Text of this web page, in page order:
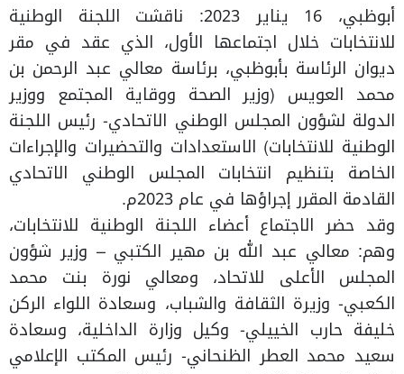
أبوظبي، 16 يناير 2023: ناقشت اللجنة الوطنية
للانتخابات خلال اجتماعها الأول، الذي عقد في مقر
ديوان الرئاسة بأبوظبي، برئاسة معالي عبد الرحمن بن
محمد العويس (وزير الصحة ووقاية المجتمع ووزير
الدولة لشؤون المجلس الوطني الاتحادي- رئيس اللجنة
الوطنية للانتخابات) الاستعدادات والتحضيرات والإجراءات
الخاصة بتنظيم انتخابات المجلس الوطني الاتحادي
القادمة المقرر إجراؤها في عام 2023م.
وقد حضر الاجتماع أعضاء اللجنة الوطنية للانتخابات،
وهم: معالي عبد الله بن مهير الكتبي – وزير شؤون
المجلس الأعلى للاتحاد، ومعالي نورة بنت محمد
الكعبي- وزيرة الثقافة والشباب، وسعادة اللواء الركن
خليفة حارب الخييلي- وكيل وزارة الداخلية، وسعادة
سعيد محمد العطر الظنحاني- رئيس المكتب الإعلامي